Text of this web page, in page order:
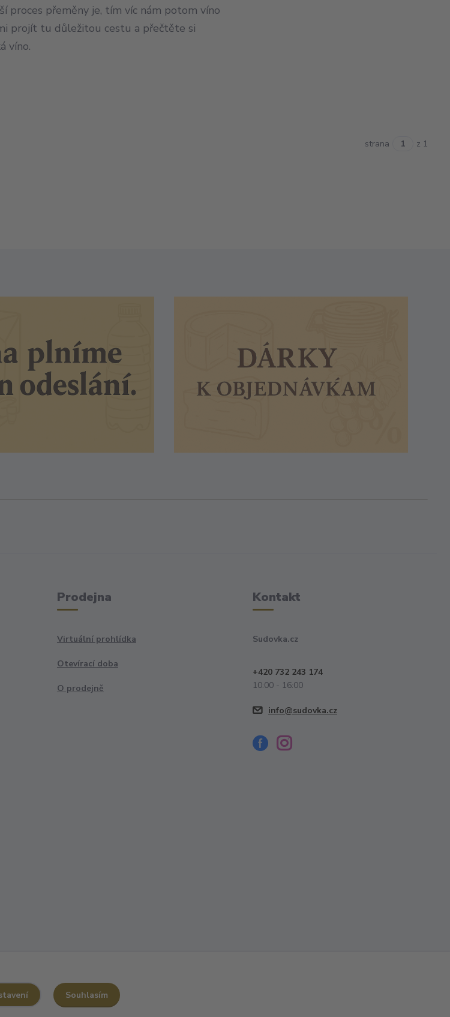
proces přeměny je, tím víc nám potom víno
projít tu důležitou cestu a přečtěte si
víno.
strana z 1
Prodejna
Virtuální prohlídka
Otevírací doba
O prodejně
Kontakt
Sudovka.cz
+420 732 243 174
10:00 - 16:00
info@sudovka.cz
Souhlasím